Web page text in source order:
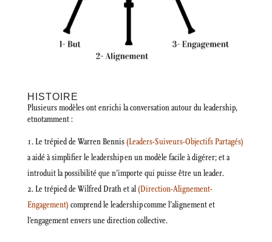
HISTOIRE
Plusieurs modèles ont enrichi la conversation autour du leadership,
etnotamment :
Le trépied de Warren Bennis(Leaders-Suiveurs-Objectifs Partagés)
a aidé à simplifier le leadership en un modèle facile à digérer; et a
introduit la possibilité que n’importe qui puisse être un leader.
Le trépied de Wilfred Drath et al(Direction-Alignement-
Engagement) comprend le leadership comme l’alignement et
l’engagement envers une direction collective.